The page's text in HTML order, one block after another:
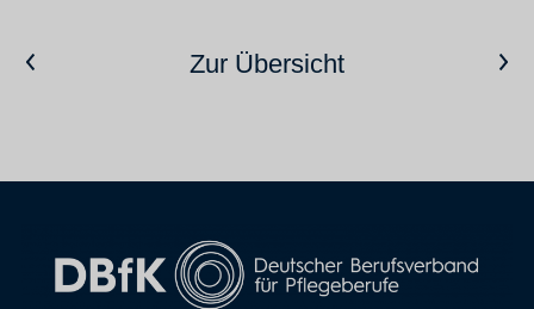
Vorheriger ArtikelZur ÜbersichtNächster Artikel